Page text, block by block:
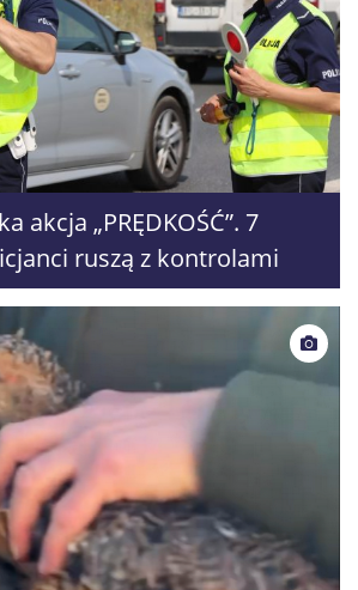
akcja „PRĘDKOŚĆ”. 7
ruszą z kontrolami